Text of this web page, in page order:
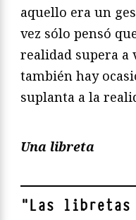
aquello era un
vez sólo pensó
realidad supera a
también hay
suplanta a la
Una libreta
"Las libretas